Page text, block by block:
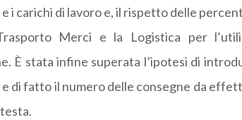
e i carichi di lavoro e, il rispetto delle
Merci e la Logistica per
È stata infine superata l’ipotesi di
di fatto il numero delle consegne da